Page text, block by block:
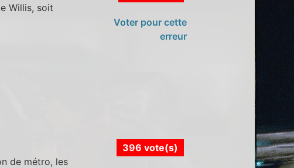
Willis, soit
Voter pour cette
erreur
de métro, les
396 vote(s)